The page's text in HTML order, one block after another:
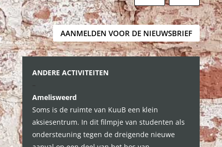
AANMELDEN VOOR DE NIEUWSBRIEF
ANDERE ACTIVITEITEN
Amelisweerd
Soms is de ruimte van KuuB een klein
aksiesentrum. In dit filmpje van studenten als
ondersteuning tegen de dreigende nieuwe